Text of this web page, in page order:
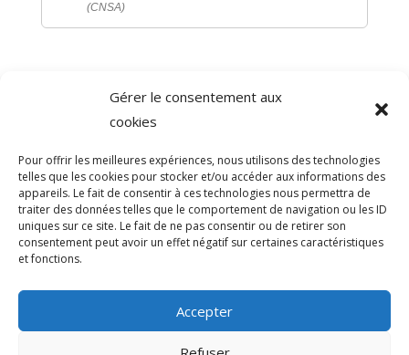
Gérer le consentement aux
cookies
Pour offrir les meilleures expériences, nous utilisons des technologies
telles que les cookies pour stocker et/ou accéder aux informations des
appareils. Le fait de consentir à ces technologies nous permettra de
traiter des données telles que le comportement de navigation ou les ID
uniques sur ce site. Le fait de ne pas consentir ou de retirer son
consentement peut avoir un effet négatif sur certaines caractéristiques
et fonctions.
Accepter
(CNSA)
Direction de l'information légale et administrative
comarquage developpé par